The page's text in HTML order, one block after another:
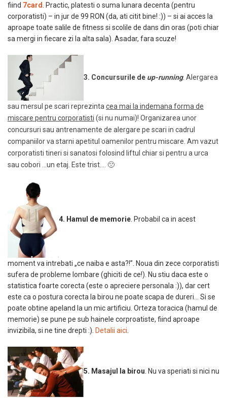
fiind 7card . Practic, platesti o suma lunara decenta (pentru
corporatisti) – in jur de 99 RON (da, ati citit bine! :)) – si ai acces la
aproape toate salile de fitness si scolile de dans din oras (poti chiar
sa mergi in fiecare zi la alta sala). Asadar, fara scuze!
3. Concursurile de up-running. Alergarea
sau mersul pe scari reprezinta cea mai la indemana forma de
miscare pentru corporatisti (si nu numai)! Organizarea unor
concursuri sau antrenamente de alergare pe scari in cadrul
companiilor va starni apetitul oamenilor pentru miscare. Am vazut
corporatisti tineri si sanatosi folosind liftul chiar si pentru a urca
sau cobori …un etaj. Este trist…. 🙁
4. Hamul de memorie . Probabil ca in acest
moment va intrebati „ce naiba e asta?!”. Noua din zece corporatisti
sufera de probleme lombare (ghiciti de ce!). Nu stiu daca este o
statistica foarte corecta (este o apreciere personala :)), dar cert
este ca o postura corecta la birou ne poate scapa de dureri… Si se
poate obtine apeland la un mic artificiu. Orteza toracica (hamul de
memorie) se pune pe sub hainele corproatiste, fiind aproape
invizibila, si ne tine drepti :). Detalii aici
5. Masajul la birou . Nu va speriati si nici nu